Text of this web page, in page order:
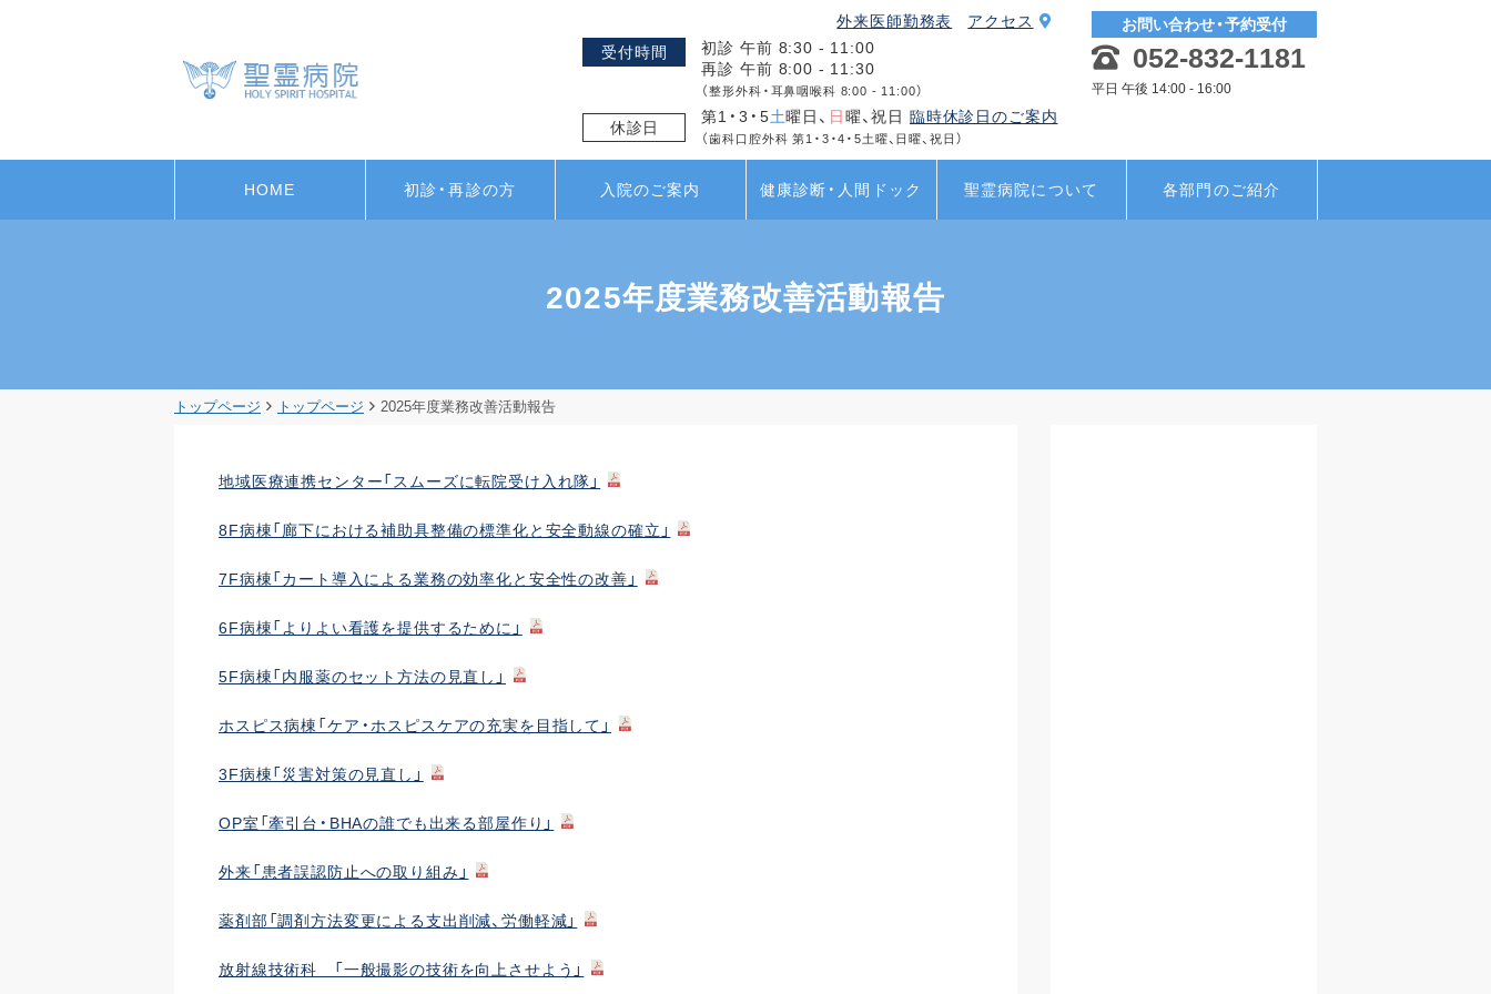
外来医師勤務表
アクセス
受付時間
初診 午前 8:30 - 11:00
再診 午前 8:00 - 11:30
（整形外科・耳鼻咽喉科 8:00 - 11:00）
休診日
第1・3・5土曜日、 日曜、祝日 臨時休診日のご案内
（歯科口腔外科 第1・3・4・5土曜、日曜、祝日）
お問い合わせ・予約受付
052-832-1181
平日 午後 14:00 - 16:00
HOME 初診・再診の方 入院のご案内 健康診断・人間ドック 聖霊病院について 各部門のご紹介
2025年度業務改善活動報告
トップページ トップページ 2025年度業務改善活動報告
地域医療連携センター「スムーズに転院受け入れ隊」
8F病棟「廊下における補助具整備の標準化と安全動線の確立」
7F病棟「カート導入による業務の効率化と安全性の改善」
6F病棟「よりよい看護を提供するために」
5F病棟「内服薬のセット方法の見直し」
ホスピス病棟「ケア・ホスピスケアの充実を目指して」
3F病棟「災害対策の見直し」
OP室「牽引台・BHAの誰でも出来る部屋作り」
外来「患者誤認防止への取り組み」
薬剤部「調剤方法変更による支出削減、労働軽減」
放射線技術科 「一般撮影の技術を向上させよう」